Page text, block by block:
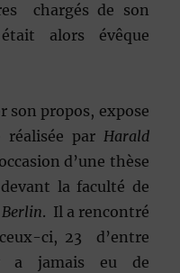
chargés de son
alors évêque
son propos, expose
réalisée par Harald
d’une thèse
la faculté de
. Il a rencontré
ci, 23 d’entre
a jamais eu de